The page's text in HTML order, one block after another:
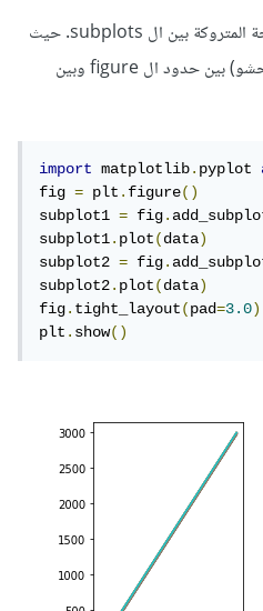
حيث تقوم هذه الدالة بضبط المساحة المتروكة بين ال subplots. حيث
أن الوسيط الأول يمثل المسافة (الحشو) بين حدود ال figure وبين
import matplotlib.
fig = plt.figure()
subplot1 = fig.
subplot1.plot(data)
subplot2 = fig.
subplot2.plot(data)
fig.tight_layout(pad=3.0)
plt.show()